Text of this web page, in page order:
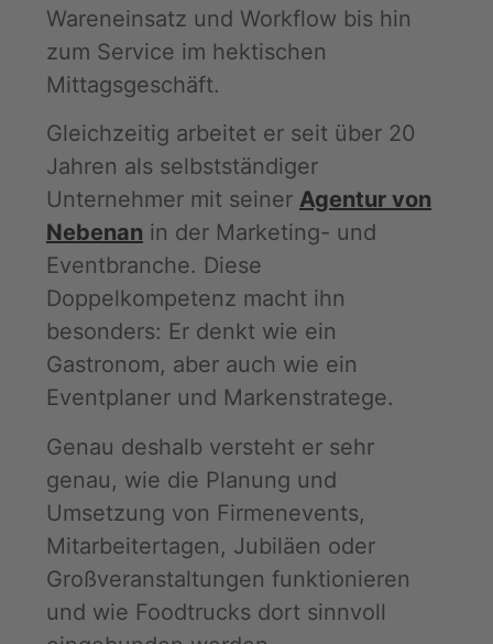
Wareneinsatz und Workflow bis hin
zum Service im hektischen
Mittagsgeschäft.
Gleichzeitig arbeitet er seit über 20
Jahren als selbstständiger
Unternehmer mit seiner Agentur von
Nebenan in der Marketing- und
Eventbranche. Diese
Doppelkompetenz macht ihn
besonders: Er denkt wie ein
Gastronom, aber auch wie ein
Eventplaner und Markenstratege.
Genau deshalb versteht er sehr
genau, wie die Planung und
Umsetzung von Firmenevents,
Mitarbeitertagen, Jubiläen oder
Großveranstaltungen funktionieren
und wie Foodtrucks dort sinnvoll